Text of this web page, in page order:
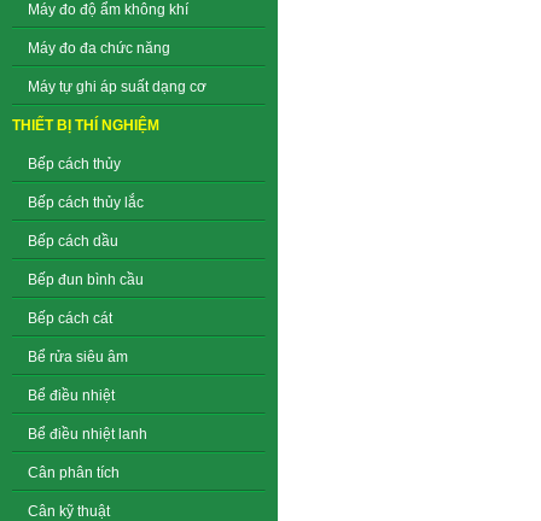
Máy đo độ ẩm không khí
Máy đo đa chức năng
Máy tự ghi áp suất dạng cơ
THIẾT BỊ THÍ NGHIỆM
Bếp cách thủy
Bếp cách thủy lắc
Bếp cách dầu
Bếp đun bình cầu
Bếp cách cát
Bể rửa siêu âm
Bể điều nhiệt
Bể điều nhiệt lanh
Cân phân tích
Cân kỹ thuật